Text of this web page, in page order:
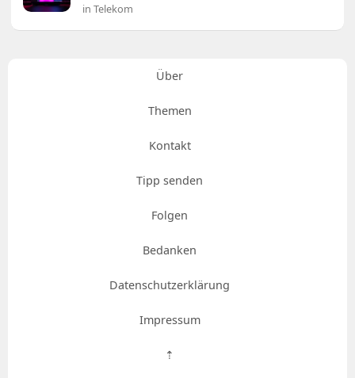
in Telekom
Über
Themen
Kontakt
Tipp senden
Folgen
Bedanken
Datenschutzerklärung
Impressum
⇡